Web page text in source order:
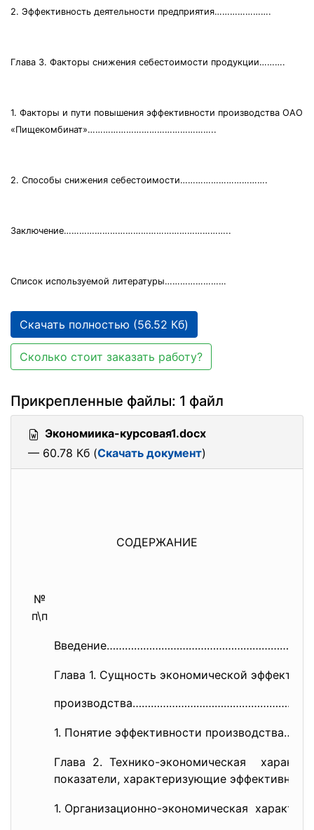
2. Эффективность деятельности предприятия………………….
Глава 3. Факторы снижения себестоимости продукции……….
1. Факторы и пути повышения эффективности производства ОАО
«Пищекомбинат»…………………………………………..
2. Способы снижения себестоимости…………………………….
Заключение………………………………………………………..
Список используемой литературы……………………
Скачать полностью (56.52 Кб)
Сколько стоит заказать работу?
Прикрепленные файлы: 1 файл
Экономиика-курсовая1.docx
— 60.78 Кб (Скачать документ)
СОДЕРЖАНИЕ
№
п\п
Введение…………………………………………………………
Глава 1. Сущность экономической
производства………………………………………………
1. Понятие эффективности
Глава 2. Технико-экономическая
показатели, характеризующие
1. Организационно-экономическая